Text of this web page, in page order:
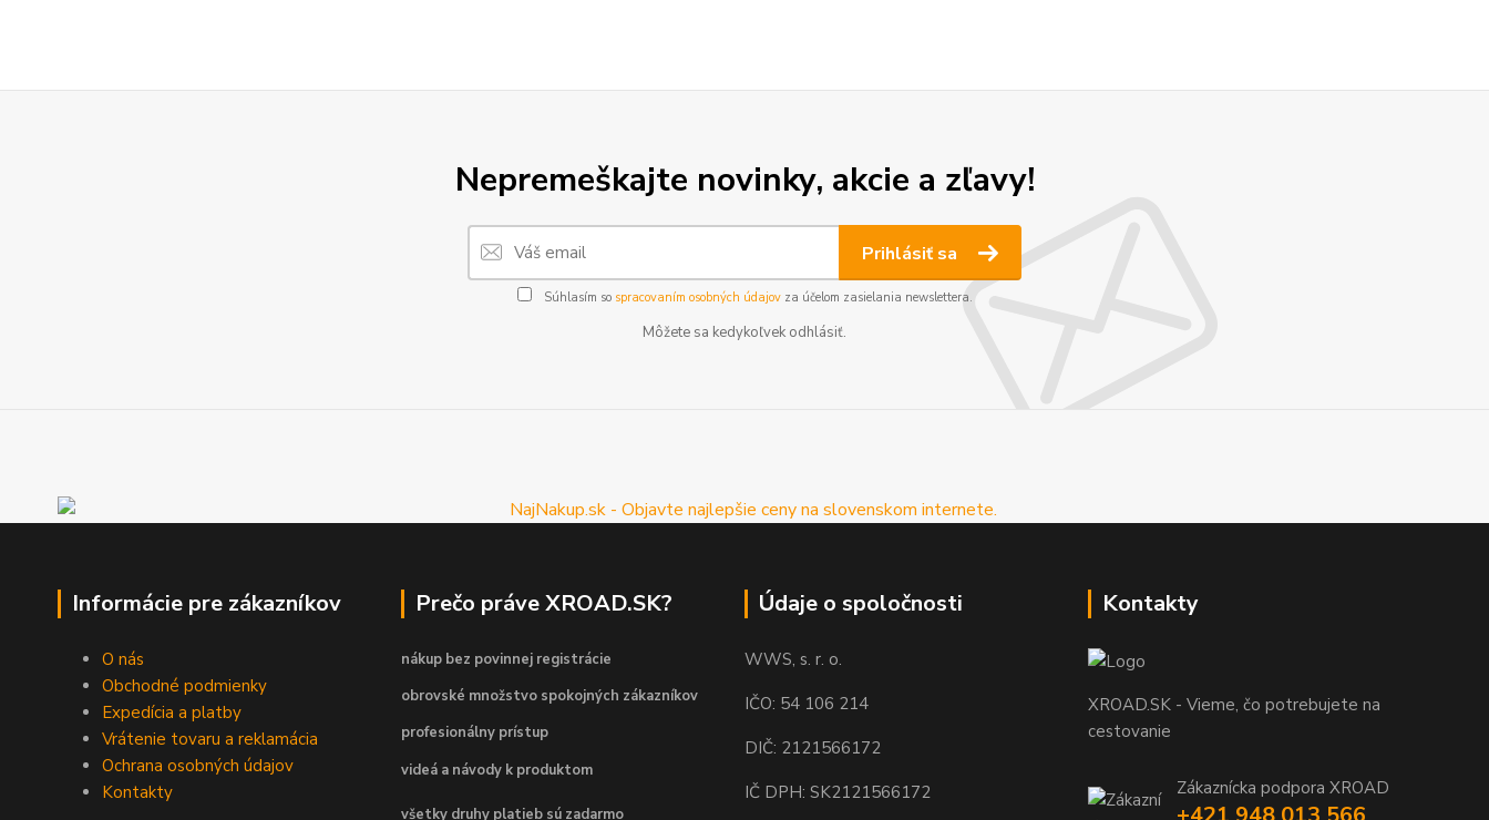
Nepremeškajte novinky, akcie a zľavy!
Prihlásiť sa
Súhlasím so spracovaním osobných údajovza účelom zasielania newslettera.
Môžete sa kedykoľvek odhlásiť.
Informácie pre zákazníkov
O nás
Obchodné podmienky
Expedícia a platby
Vrátenie tovaru a reklamácia
Ochrana osobných údajov
Kontakty
Prečo práve XROAD.SK?
nákup bez povinnej registrácie
obrovské množstvo spokojných zákazníkov
profesionálny prístup
videá a návody k produktom
všetky druhy platieb sú zadarmo
Údaje o spoločnosti
WWS, s. r. o.
IČO: 54 106 214
DIČ: 2121566172
IČ DPH: SK2121566172
Kontakty
XROAD.SK - Vieme, čo potrebujete na
cestovanie
Zákaznícka podpora XROAD